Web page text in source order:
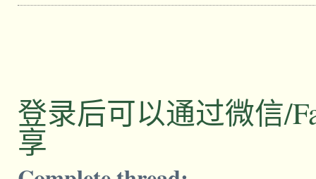
登录后可以通过微信/
享